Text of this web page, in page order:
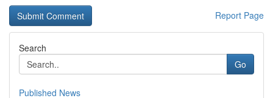
Report Page
Search
Go
Published News